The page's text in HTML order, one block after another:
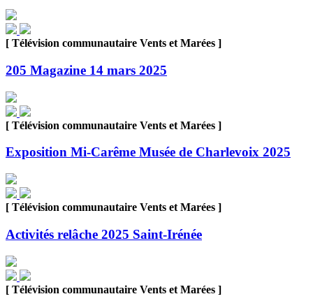
[ Télévision communautaire Vents et Marées ]
205 Magazine 14 mars 2025
[ Télévision communautaire Vents et Marées ]
Exposition Mi-Carême Musée de Charlevoix 2025
[ Télévision communautaire Vents et Marées ]
Activités relâche 2025 Saint-Irénée
[ Télévision communautaire Vents et Marées ]